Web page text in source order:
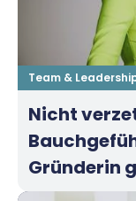
Team &
Nicht
Gründerin